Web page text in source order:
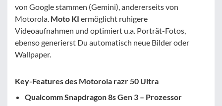
von Google stammen (Gemini), andererseits von
Motorola. Moto KI ermöglicht ruhigere
Videoaufnahmen und optimiert u.a. Porträt-Fotos,
ebenso generierst Du automatisch neue Bilder oder
Wallpaper.
Key-Features des Motorola razr 50 Ultra
Qualcomm Snapdragon 8s Gen 3 – Prozessor